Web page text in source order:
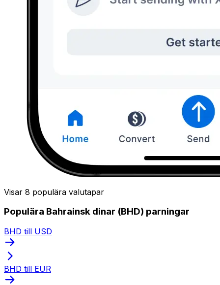
Visar 8 populära valutapar
Populära Bahrainsk dinar (BHD) parningar
BHD till USD
BHD till EUR